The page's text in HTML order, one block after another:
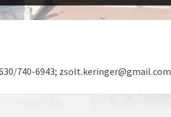
740-6943; zsolt.keringer@gmail.com